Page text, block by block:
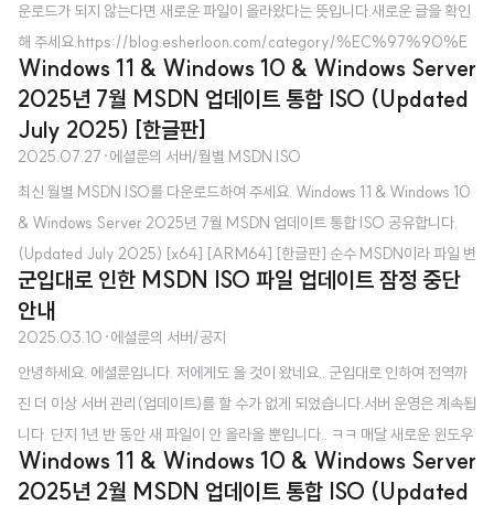
Microsoft 공식 홈페이지에서 제공하는 ISO는 초기 버전(최신 Windows 업
데이트 포함..
운로드가 되지 않는다면 새로운 파일이 올라왔다는 뜻입니다.새로운 글을 확인
해 주세요.https://blog.esherloon.com/category/%EC%97%90%E
C%85%9C%EB%A3%AC%EC%9D%98%20%EC%84%9C%
EB%B2%84 '에셜룬의 서버' 카테고리의 글 목록환영합니다! 에셜룬의 블로
그입니다.blog.esherloon.com 윈도우 11(Windows 11) 25H2 MSDN ISO
공유합니다. [x64] [ARM64] [한글판] 순수 MSDN이라 파일 변조에 대한 걱
정은 하지 않으셔도 됩니다. Windows 11 24H2부터는 ARM64 ISO도 MSD
N에 배포하는 것을 확인했습니다. x64 및..
Windows 11 & Windows 10 & Windows Server
2025년 7월 MSDN 업데이트 통합 ISO (Updated
July 2025) [한글판]
2025.07.27 ·에셜룬의 서버/월별 MSDN ISO
최신 월별 MSDN ISO를 다운로드하여 주세요. Windows 11 & Windows 10
& Windows Server 2025년 7월 MSDN 업데이트 통합 ISO 공유합니다.
(Updated July 2025) [x64] [ARM64] [한글판] 순수 MSDN이라 파일 변
조에 대한 걱정은 하지 않으셔도 됩니다. MSDN 업데이트 통합 ISO가 무엇인
가요? - 매월 VSS(전 MSDN) 구독자를 대상으로 제공하는 ISO로, 최신 Win
dows 업데이트가 적용된 ISO라고 보시면 됩니다. Microsoft 공식 홈페이지
에서 받는 것이나 MediaCreationTool로 제작하는 것과 무엇이 다른가요? -
Microsoft 공식 홈페이지에서 제공하는 ISO는 초기 버전(최신 Windows 업
데이트 포..
군입대로 인한 MSDN ISO 파일 업데이트 잠정 중단
안내
2025.03.10 ·에셜룬의 서버/공지
안녕하세요. 에셜룬입니다. 저에게도 올 것이 왔네요.. 군입대로 인하여 전역까
진 더 이상 서버 관리(업데이트)를 할 수가 없게 되었습니다.서버 운영은 계속됩
니다. 단지 1년 반 동안 새 파일이 안 올라올 뿐입니다.. ㅋㅋ 매달 새로운 윈도우
ISO가 나오면 업로드를 하곤 했는데, 3월 MSDN은 업로드하지 못한 채로 입
대하게 되겠네요. 일단, 전역 이후 다시 활동을 재개할 예정입니다.중간중간 휴
Windows 11 & Windows 10 & Windows Server
2025년 2월 MSDN 업데이트 통합 ISO (Updated